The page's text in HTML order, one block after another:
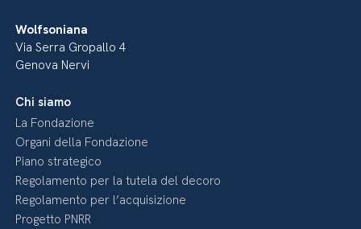
Wolfsoniana
Via Serra Gropallo 4
Genova Nervi
Chi siamo
La Fondazione
Organi della Fondazione
Piano strategico
Regolamento per la tutela del decoro
Regolamento per l’acquisizione
Progetto PNRR